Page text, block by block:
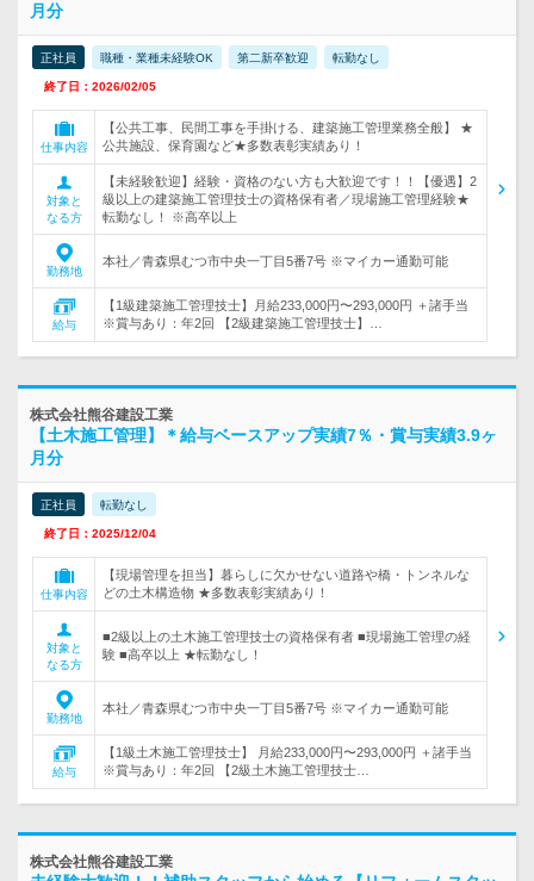
月分
正社員 職種・業種未経験OK 第二新卒歓迎 転勤なし
終了日：2026/02/05
仕事内容
【公共工事、民間工事を手掛ける、建築施工管理業務全般】 ★
公共施設、保育園など★多数表彰実績あり！
対象と
なる方
【未経験歓迎】経験・資格のない方も大歓迎です！！【優遇】2
級以上の建築施工管理技士の資格保有者／現場施工管理経験★
転勤なし！ ※高卒以上
勤務地
本社／青森県むつ市中央一丁目5番7号 ※マイカー通勤可能
給与
【1級建築施工管理技士】月給233,000円〜293,000円 ＋諸手当
※賞与あり：年2回 【2級建築施工管理技士】…
株式会社熊谷建設工業
【土木施工管理】＊給与ベースアップ実績7％・賞与実績3.9ヶ
月分
正社員 転勤なし
終了日：2025/12/04
仕事内容
【現場管理を担当】暮らしに欠かせない道路や橋・トンネルな
どの土木構造物 ★多数表彰実績あり！
対象と
なる方
■2級以上の土木施工管理技士の資格保有者 ■現場施工管理の経
験 ■高卒以上 ★転勤なし！
勤務地
本社／青森県むつ市中央一丁目5番7号 ※マイカー通勤可能
給与
【1級土木施工管理技士】 月給233,000円〜293,000円 ＋諸手当
※賞与あり：年2回 【2級土木施工管理技士…
株式会社熊谷建設工業